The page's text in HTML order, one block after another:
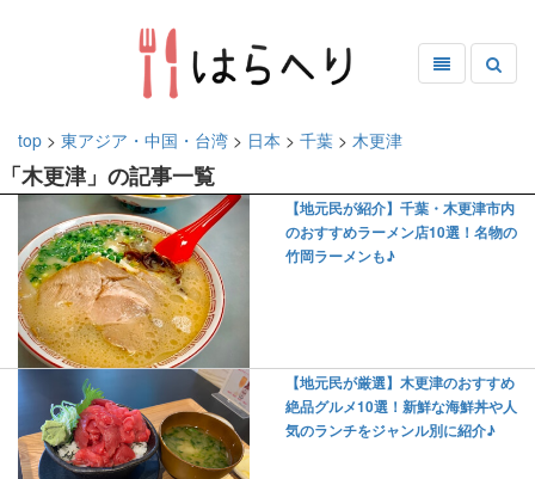
top > 東アジア・中国・台湾 > 日本 > 千葉 > 木更津
「木更津」の記事一覧
【地元民が紹介】千葉・木更津市内
のおすすめラーメン店10選！名物の
竹岡ラーメンも♪
【地元民が厳選】木更津のおすすめ
絶品グルメ10選！新鮮な海鮮丼や人
気のランチをジャンル別に紹介♪